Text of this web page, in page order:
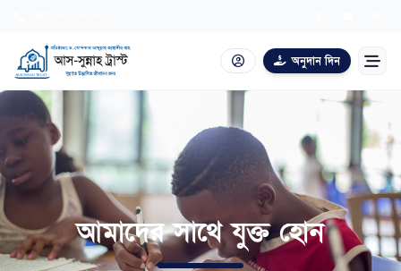
অনুদান দিন
আমাদের পরিচয়
যুক্ত হোন
আবেদন
একাডেমি
আমাদের সাথে যুক্ত হোন